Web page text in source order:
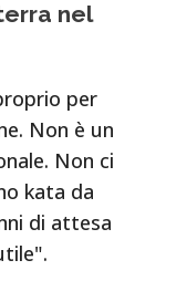
nel
per
Non è un
Non ci
kata da
di attesa